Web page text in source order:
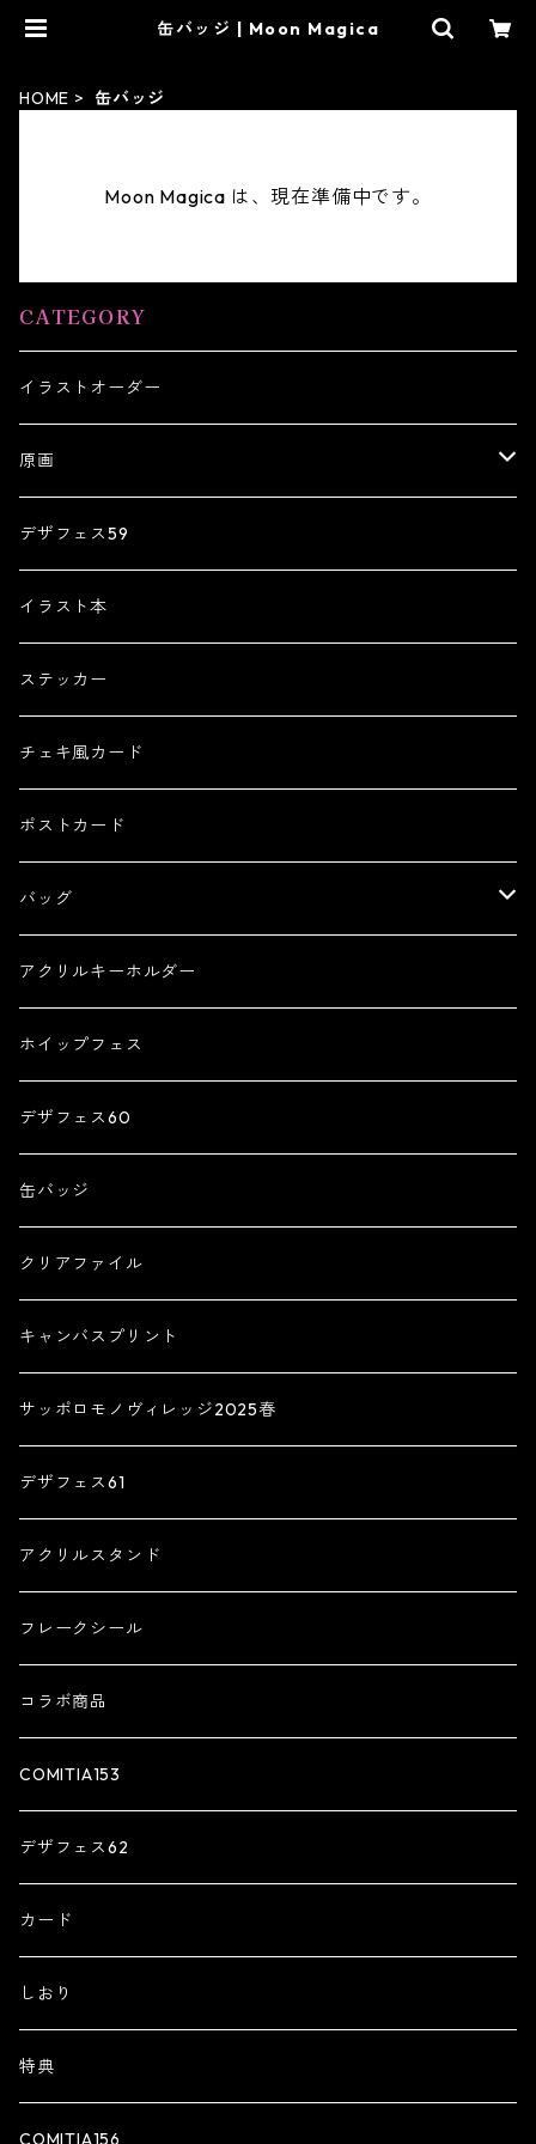
缶バッジ | Moon Magica
HOME 缶バッジ
Moon Magica は、現在準備中です。
CATEGORY
イラストオーダー
原画
原画キーホルダー
色紙原画
コースター原画
デザフェス59
イラスト本
ステッカー
チェキ風カード
ポストカード
バッグ
トートバッグ
アクリルキーホルダー
ホイップフェス
デザフェス60
缶バッジ
クリアファイル
キャンバスプリント
サッポロモノヴィレッジ2025春
デザフェス61
アクリルスタンド
フレークシール
コラボ商品
COMITIA153
デザフェス62
カード
しおり
特典
COMITIA156